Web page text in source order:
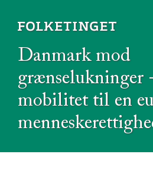
Danmark mod
grænselukninger
mobilitet til en